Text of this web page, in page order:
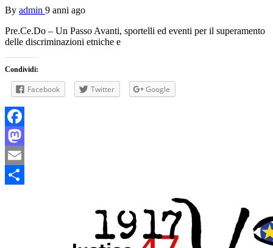
By admin 9 anni ago
Pre.Ce.Do – Un Passo Avanti, sportelli ed eventi per il superamento
delle discriminazioni etniche e
Condividi:
Facebook Twitter Google
Facebook
Mastodon
Email